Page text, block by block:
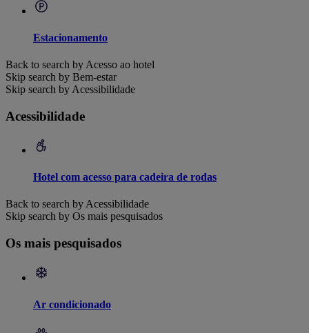
Estacionamento
Back to search by Acesso ao hotel
Skip search by Bem-estar
Skip search by Acessibilidade
Acessibilidade
Hotel com acesso para cadeira de rodas
Back to search by Acessibilidade
Skip search by Os mais pesquisados
Os mais pesquisados
Ar condicionado